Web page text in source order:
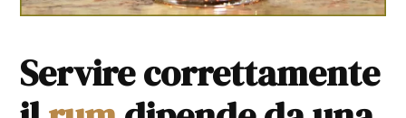
Servire correttamente